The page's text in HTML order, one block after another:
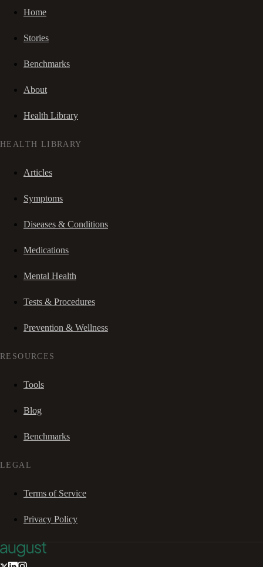
Home
Stories
Benchmarks
About
Health Library
HEALTH LIBRARY
Articles
Symptoms
Diseases & Conditions
Medications
Mental Health
Tests & Procedures
Prevention & Wellness
RESOURCES
Tools
Blog
Benchmarks
LEGAL
Terms of Service
Privacy Policy